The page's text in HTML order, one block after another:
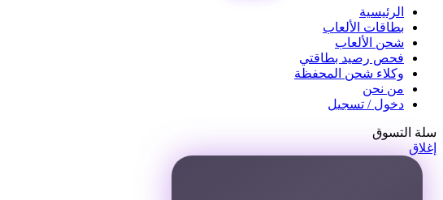
على
صفحة
المنتج
الرئيسية
بطاقات الألعاب
شحن الألعاب
فحص رصيد بطاقتي
وكلاء شحن المحفظة
من نحن
دخول / تسجيل
سلة التسوق
إغلاق